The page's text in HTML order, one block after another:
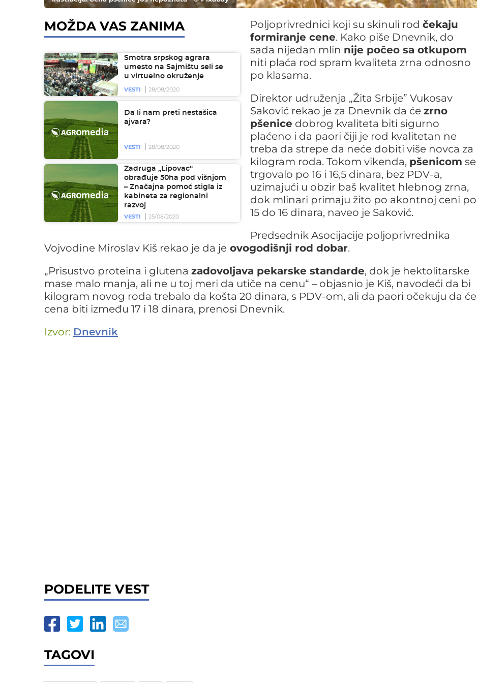
MOŽDA VAS ZANIMA
Smotra srpskog agrara
umesto na Sajmištu seli se
u virtuelno okruženje
VESTI
28/08/2020
Da li nam preti nestašica
ajvara?
VESTI 28/08/2020
Zadruga „Lipovac“
obrađuje 50ha pod višnjom
– Značajna pomoć stigla iz
kabineta za regionalni
razvoj
VESTI
25/08/2020
Poljoprivrednici koji su skinuli rod čekaju
formiranje cene. Kako piše Dnevnik, do
sada nijedan mlin nije počeo sa otkupom
niti plaća rod spram kvaliteta zrna odnosno
po klasama.
Direktor udruženja „Žita Srbije” Vukosav
Saković rekao je za Dnevnik da će zrno
pšenice dobrog kvaliteta biti sigurno
plaćeno i da paori čiji je rod kvalitetan ne
treba da strepe da neće dobiti više novca za
kilogram roda. Tokom vikenda, pšenicom se
trgovalo po 16 i 16,5 dinara, bez PDV-a,
uzimajući u obzir baš kvalitet hlebnog zrna,
dok mlinari primaju žito po akontnoj ceni po
15 do 16 dinara, naveo je Saković.
Predsednik Asocijacije poljoprivrednika
Vojvodine Miroslav Kiš rekao je da je ovogodišnji rod dobar.
„Prisustvo proteina i glutena zadovoljava pekarske standarde, dok je hektolitarske
mase malo manja, ali ne u toj meri da utiče na cenu“ – objasnio je Kiš, navodeći da bi
kilogram novog roda trebalo da košta 20 dinara, s PDV-om, ali da paori očekuju da će
cena biti između 17 i 18 dinara, prenosi Dnevnik.
Izvor: Dnevnik
PODELITE VEST
TAGOVI